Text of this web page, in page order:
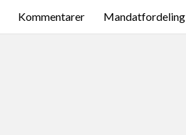
Kommentarer Mandatfordeling